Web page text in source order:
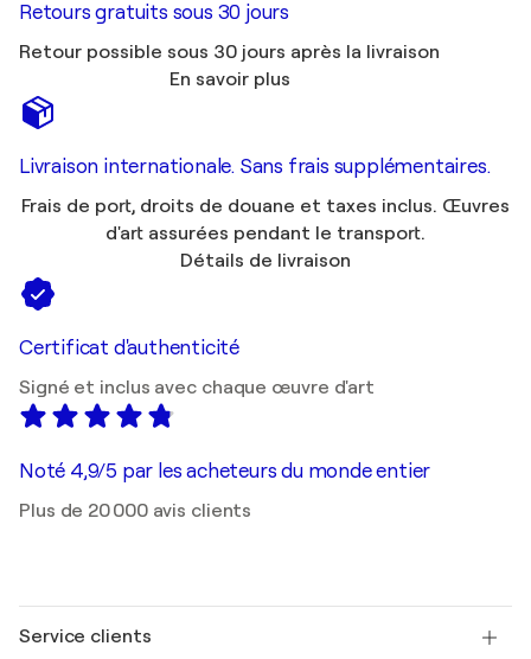
Retours gratuits sous 30 jours
Retour possible sous 30 jours après la livraison
En savoir plus
Livraison internationale. Sans frais supplémentaires.
Frais de port, droits de douane et taxes inclus. Œuvres
d'art assurées pendant le transport.
Détails de livraison
Certificat d'authenticité
Signé et inclus avec chaque œuvre d'art
Noté 4,9/5 par les acheteurs du monde entier
Plus de 20 000 avis clients
Service clients